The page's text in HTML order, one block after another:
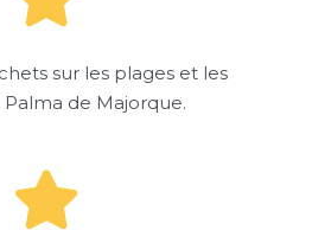
sur les plages et les
Palma de Majorque.